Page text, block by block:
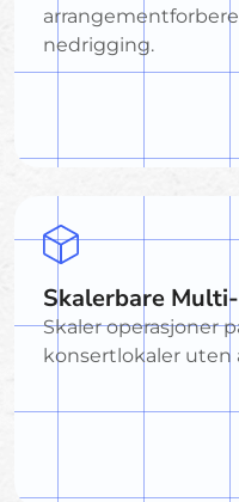
nedrigging.
Skalerbare
Skaler operasjoner
konsertlokaler uten